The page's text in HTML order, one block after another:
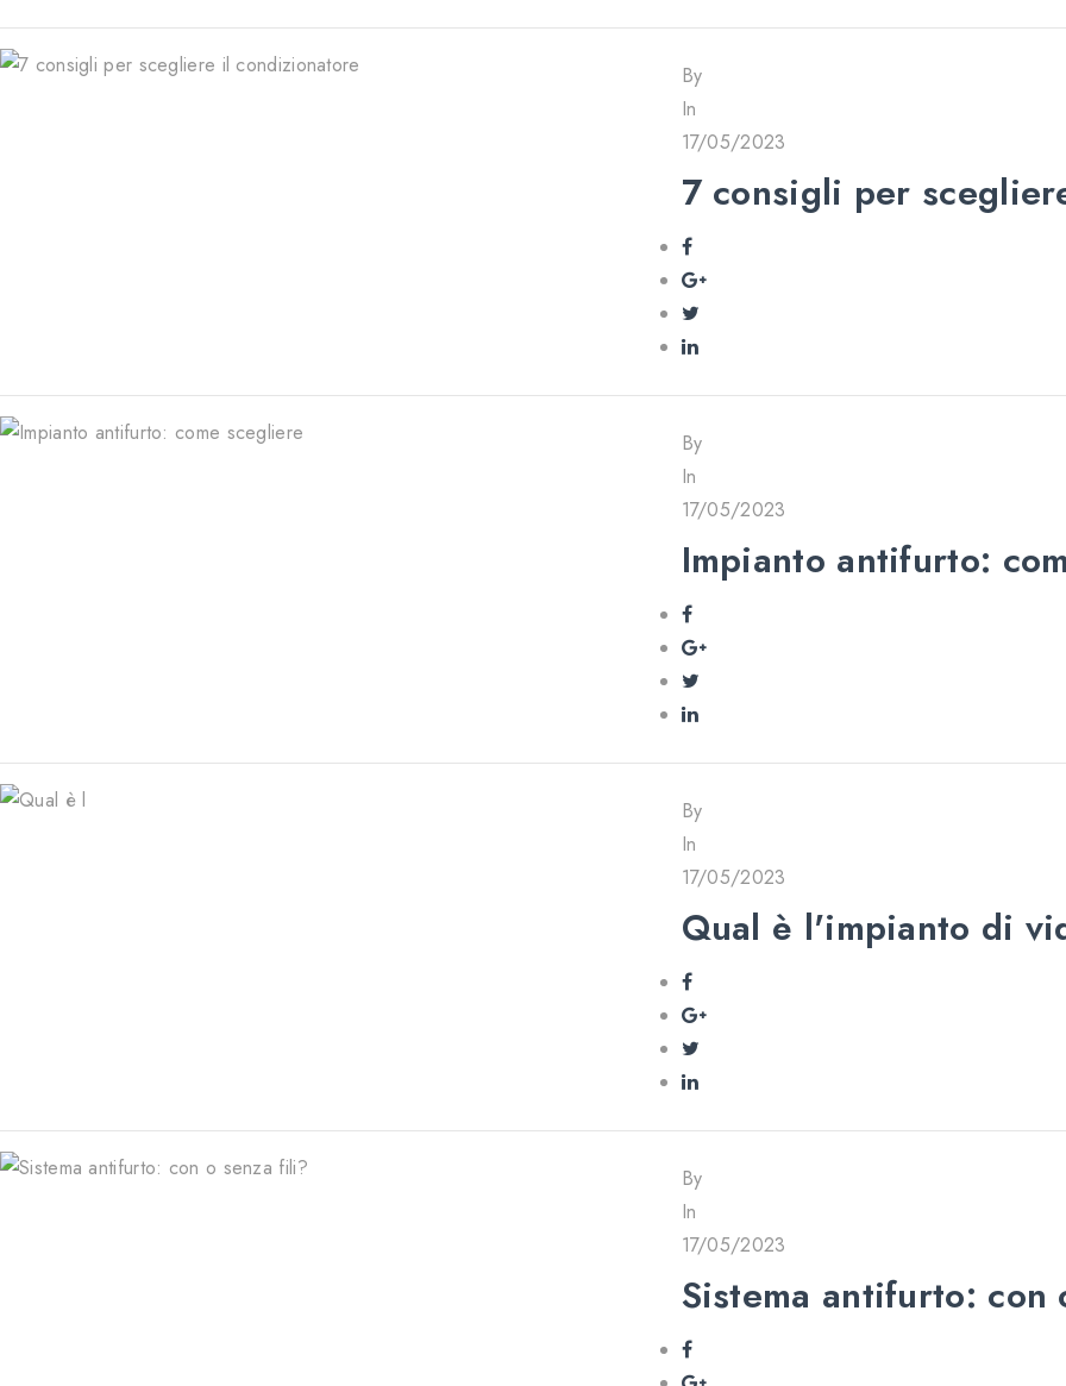
By
In
17/05/2023
7 consigli per
By
In
17/05/2023
Impianto antifurto:
By
In
17/05/2023
Qual è l'impianto di
By
In
17/05/2023
Sistema antifurto: con